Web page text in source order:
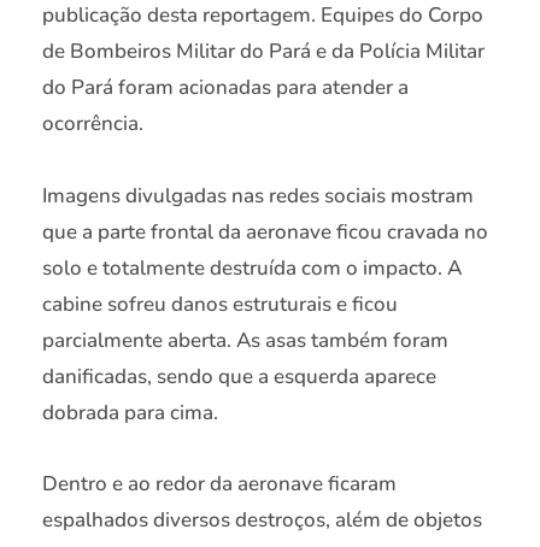
publicação desta reportagem. Equipes do Corpo
de Bombeiros Militar do Pará e da Polícia Militar
do Pará foram acionadas para atender a
ocorrência.
Imagens divulgadas nas redes sociais mostram
que a parte frontal da aeronave ficou cravada no
solo e totalmente destruída com o impacto. A
cabine sofreu danos estruturais e ficou
parcialmente aberta. As asas também foram
danificadas, sendo que a esquerda aparece
dobrada para cima.
Dentro e ao redor da aeronave ficaram
espalhados diversos destroços, além de objetos